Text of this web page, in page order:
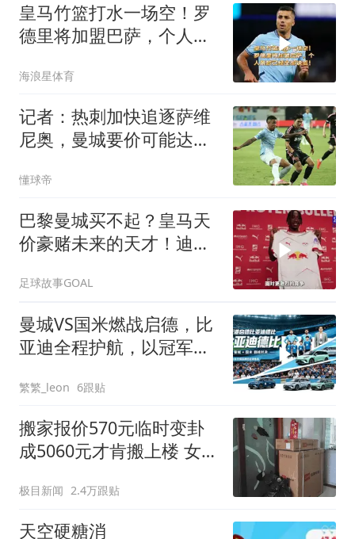
皇马竹篮打水一场空！罗
德里将加盟巴萨，个人条
海浪星体育
记者：热刺加快追逐萨维
尼奥，曼城要价可能达到
懂球帝
巴黎曼城买不起？皇马天
价豪赌未来的天才！迪奥
足球故事GOAL
曼城VS国米燃战启德，比
亚迪全程护航，以冠军实
局
繁繁_leon 6跟贴
搬家报价570元临时变卦
成5060元才肯搬上楼 女子
极目新闻 2.4万跟贴
天空硬糖消